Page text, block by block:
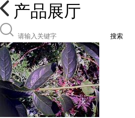
产品展厅
搜索